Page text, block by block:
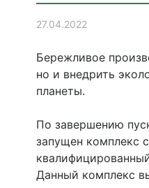
27.04.2022
Бережливое
но и внедрить
планеты.
По завершению
запущен комплекс
Данный комплекс